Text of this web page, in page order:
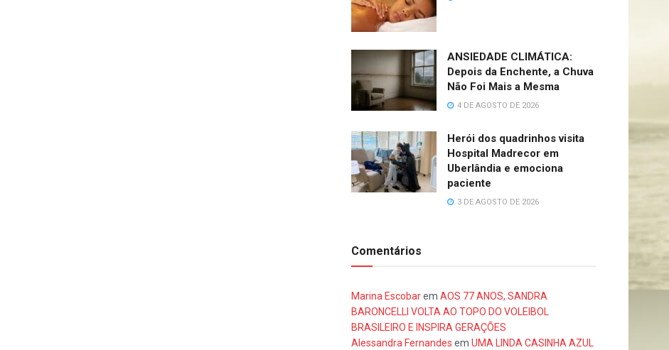
ANSIEDADE CLIMÁTICA:
Depois da Enchente, a Chuva
Não Foi Mais a Mesma
4 DE AGOSTO DE 2026
Herói dos quadrinhos visita
Hospital Madrecor em
Uberlândia e emociona
paciente
3 DE AGOSTO DE 2026
Comentários
Marina Escobarem AOS 77 ANOS, SANDRA
BARONCELLI VOLTA AO TOPO DO VOLEIBOL
BRASILEIRO E INSPIRA GERAÇÕES
Alessandra Fernandes em UMA LINDA CASINHA AZUL